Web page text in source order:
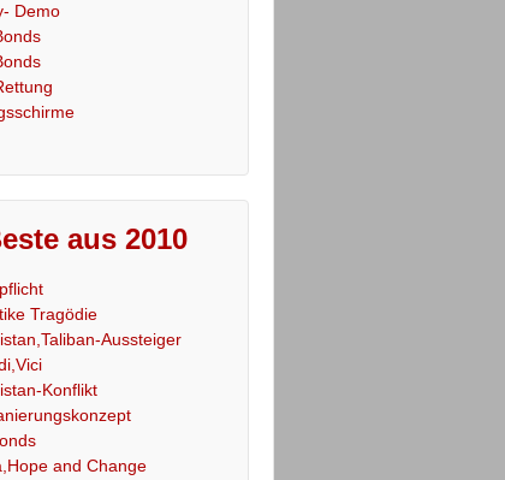
Demo
aus 2010
Tragödie
Aussteiger
Konflikt
and Change